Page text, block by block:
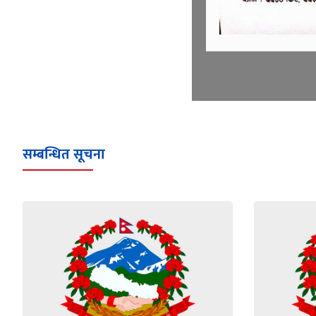
सम्बन्धित सूचना